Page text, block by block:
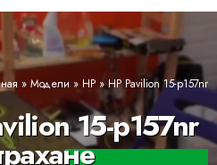
» Модели » HP »HP Pavilion 15-p157nr
15-p157nr